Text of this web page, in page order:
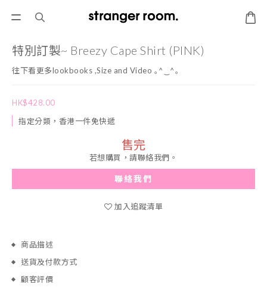
特別訂製~ Breezy Cape Shirt (PINK)
往下看更多lookbooks ,Size and Video ｡^‿^｡
HK$428.00
指定分類，香港一件免快遞
售完
若想購買，請聯絡我們。
聯絡我們
加入追蹤清單
商品描述
送貨及付款方式
顧客評價